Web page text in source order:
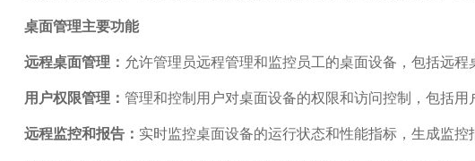
桌面管理主要功能
远程桌面管理： 允许管理员远程管理和监控员工的桌面设备，包括远程
用户权限管理： 管理和控制用户对桌面设备的权限和访问控制，包括用
远程监控和报告： 实时监控桌面设备的运行状态和性能指标，生成监控